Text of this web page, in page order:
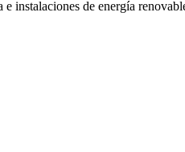
e instalaciones de energía